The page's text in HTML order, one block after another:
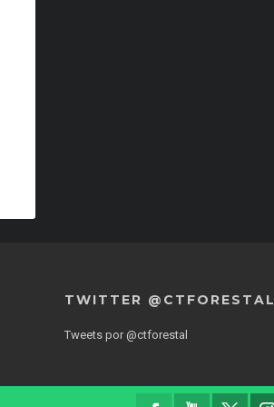
TWITTER @CTFORESTAL
Tweets por @ctforestal